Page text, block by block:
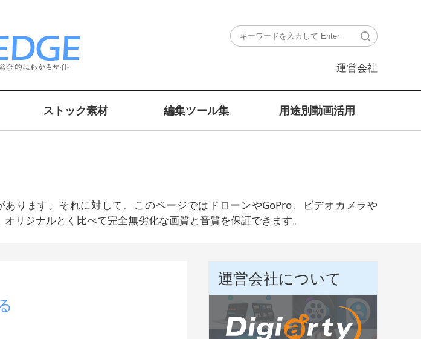
運営会社
ストック素材 編集ツール集 用途別動画活用
ります。それに対して、このページではドローンやGoPro、ビデオカメラや
リジナルとく比べて完全無劣化な画質と音質を保証できます。
運営会社について